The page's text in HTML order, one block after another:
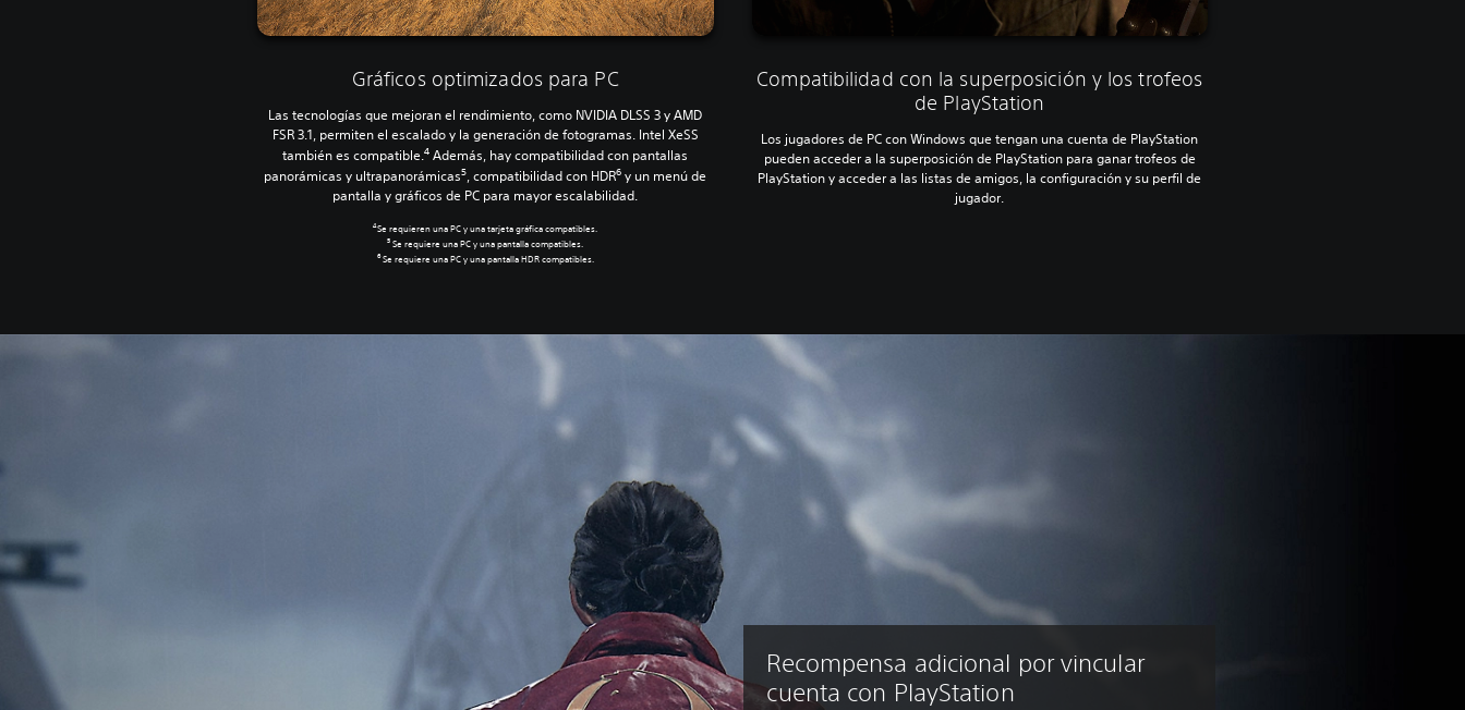
Gráficos optimizados para PC
Las tecnologías que mejoran el rendimiento, como NVIDIA DLSS 3 y AMD
FSR 3.1, permiten el escalado y la generación de fotogramas. Intel XeSS
también es compatible.4 Además, hay compatibilidad con pantallas
panorámicas y ultrapanorámicas5, compatibilidad con HDR6 y un menú de
pantalla y gráficos de PC para mayor escalabilidad.
4Se requieren una PC y una tarjeta gráfica compatibles.
5 Se requiere una PC y una pantalla compatibles.
6Se requiere una PC y una pantalla HDR compatibles.
Compatibilidad con la superposición y los trofeos
de PlayStation
Los jugadores de PC con Windows que tengan una cuenta de PlayStation
pueden acceder a la superposición de PlayStation para ganar trofeos de
PlayStation y acceder a las listas de amigos, la configuración y su perfil de
jugador.
Recompensa adicional por vincular
cuenta con PlayStation